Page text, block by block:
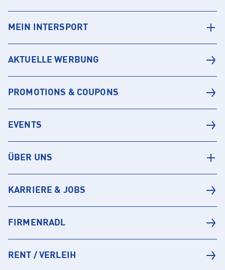
MEIN INTERSPORT
AKTUELLE WERBUNG
PROMOTIONS & COUPONS
EVENTS
ÜBER UNS
KARRIERE & JOBS
FIRMENRADL
RENT / VERLEIH